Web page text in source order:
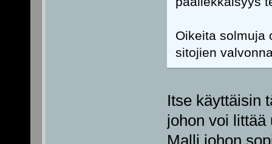
Oikeita solmuja
sitojien
Itse käyttäisin
johon voi littää
Malli johon